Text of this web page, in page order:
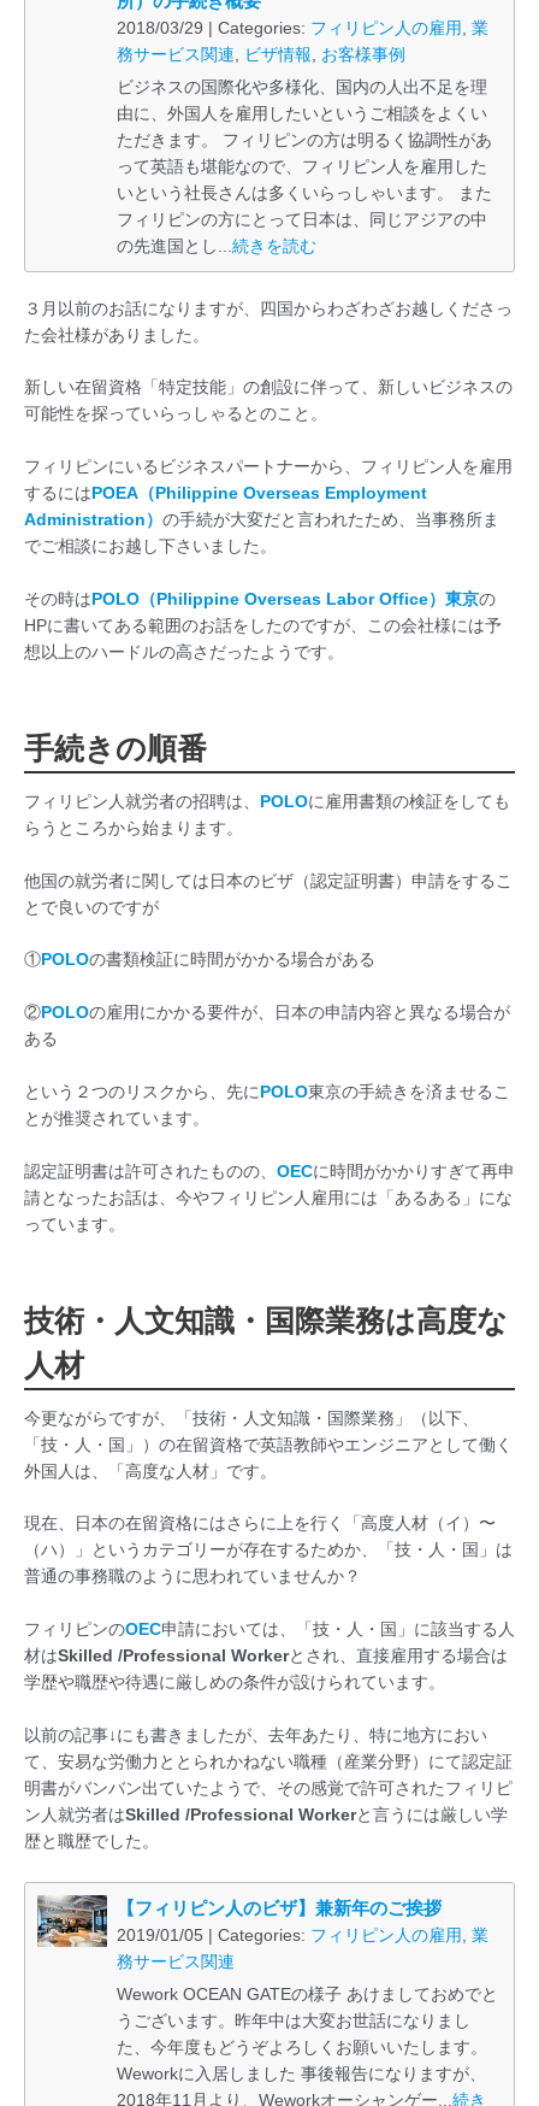
2018/03/29 | Categories: フィリピン人の雇用 業
務サービス関連
ビザ情報
お客様事例
ビジネスの国際化や多様化、国内の人出不足を理
由に、外国人を雇用したいというご相談をよくい
ただきます。 フィリピンの方は明るく協調性があ
って英語も堪能なので、フィリピン人を雇用した
いという社長さんは多くいらっしゃいます。 また
フィリピンの方にとって日本は、同じアジアの中
の先進国とし... 続きを読む
３月以前のお話になりますが、四国からわざわざお越しくださっ
た会社様がありました。
新しい在留資格「特定技能」の創設に伴って、新しいビジネスの
可能性を探っていらっしゃるとのこと。
フィリピンにいるビジネスパートナーから、フィリピン人を雇用
するには POEA（Philippine Overseas Employment
Administration） の手続が大変だと言われたため、当事務所ま
でご相談にお越し下さいました。
その時は POLO（Philippine Overseas Labor Office）東京の
HPに書いてある範囲のお話をしたのですが、この会社様には予
想以上のハードルの高さだったようです。
手続きの順番
フィリピン人就労者の招聘は、 POLOに雇用書類の検証をしても
らうところから始まります。
他国の就労者に関しては日本のビザ（認定証明書）申請をするこ
とで良いのですが
① POLOの書類検証に時間がかかる場合がある
② POLOの雇用にかかる要件が、日本の申請内容と異なる場合が
ある
という２つのリスクから、先に POLO東京の手続きを済ませるこ
とが推奨されています。
認定証明書は許可されたものの、 OECに時間がかかりすぎて再申
請となったお話は、今やフィリピン人雇用には「あるある」にな
っています。
技術・人文知識・国際業務は高度な
人材
今更ながらですが、「技術・人文知識・国際業務」（以下、
「技・人・国」）の在留資格で英語教師やエンジニアとして働く
外国人は、「高度な人材」です。
現在、日本の在留資格にはさらに上を行く「高度人材（イ）〜
（ハ）」というカテゴリーが存在するためか、「技・人・国」は
普通の事務職のように思われていませんか？
フィリピンのOEC申請においては、「技・人・国」に該当する人
材はSkilled /Professional Workerとされ、直接雇用する場合は
学歴や職歴や待遇に厳しめの条件が設けられています。
以前の記事↓にも書きましたが、去年あたり、特に地方におい
て、安易な労働力ととられかねない職種（産業分野）にて認定証
明書がバンバン出ていたようで、その感覚で許可されたフィリピ
ン人就労者はSkilled /Professional Workerと言うには厳しい学
歴と職歴でした。
【フィリピン人のビザ】兼新年のご挨拶
2019/01/05 | Categories: フィリピン人の雇用
業
務サービス関連
Wework OCEAN GATEの様子 あけましておめでと
うございます。昨年中は大変お世話になりまし
た、今年度もどうぞよろしくお願いいたします。
Weworkに入居しました 事後報告になりますが、
2018年11月より、Weworkオーシャンゲー... 続き